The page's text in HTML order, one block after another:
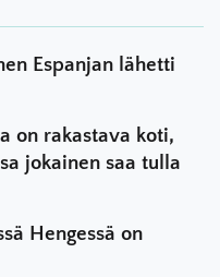
Espanjan lähetti
on rakastava koti,
jokainen saa tulla
Hengessä on